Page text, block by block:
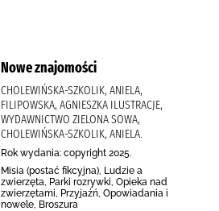
Nowe znajomości
CHOLEWIŃSKA-SZKOLIK, ANIELA,
FILIPOWSKA, AGNIESZKA ILUSTRACJE,
WYDAWNICTWO ZIELONA SOWA,
CHOLEWIŃSKA-SZKOLIK, ANIELA.
Rok wydania: copyright 2025.
Misia (postać fikcyjna), Ludzie a
zwierzęta, Parki rozrywki, Opieka nad
zwierzętami, Przyjaźń, Opowiadania i
nowele, Broszura